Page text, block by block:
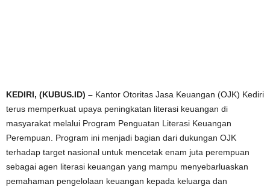
KEDIRI, (KUBUS.ID) – Kantor Otoritas Jasa Keuangan (OJK) Kediri
terus memperkuat upaya peningkatan literasi keuangan di
masyarakat melalui Program Penguatan Literasi Keuangan
Perempuan. Program ini menjadi bagian dari dukungan OJK
terhadap target nasional untuk mencetak enam juta perempuan
sebagai agen literasi keuangan yang mampu menyebarluaskan
pemahaman pengelolaan keuangan kepada keluarga dan